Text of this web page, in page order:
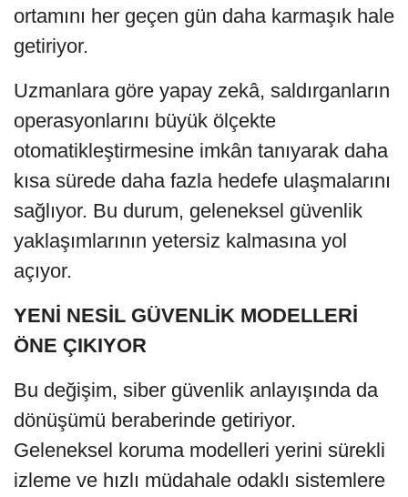
ortamını her geçen gün daha karmaşık hale
getiriyor.
Uzmanlara göre yapay zekâ, saldırganların
operasyonlarını büyük ölçekte
otomatikleştirmesine imkân tanıyarak daha
kısa sürede daha fazla hedefe ulaşmalarını
sağlıyor. Bu durum, geleneksel güvenlik
yaklaşımlarının yetersiz kalmasına yol
açıyor.
YENİ NESİL GÜVENLİK MODELLERİ
ÖNE ÇIKIYOR
Bu değişim, siber güvenlik anlayışında da
dönüşümü beraberinde getiriyor.
Geleneksel koruma modelleri yerini sürekli
izleme ve hızlı müdahale odaklı sistemlere